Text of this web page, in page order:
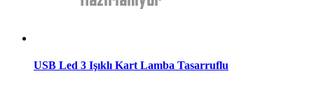
USB Led 3 Işıklı Kart Lamba Tasarruflu